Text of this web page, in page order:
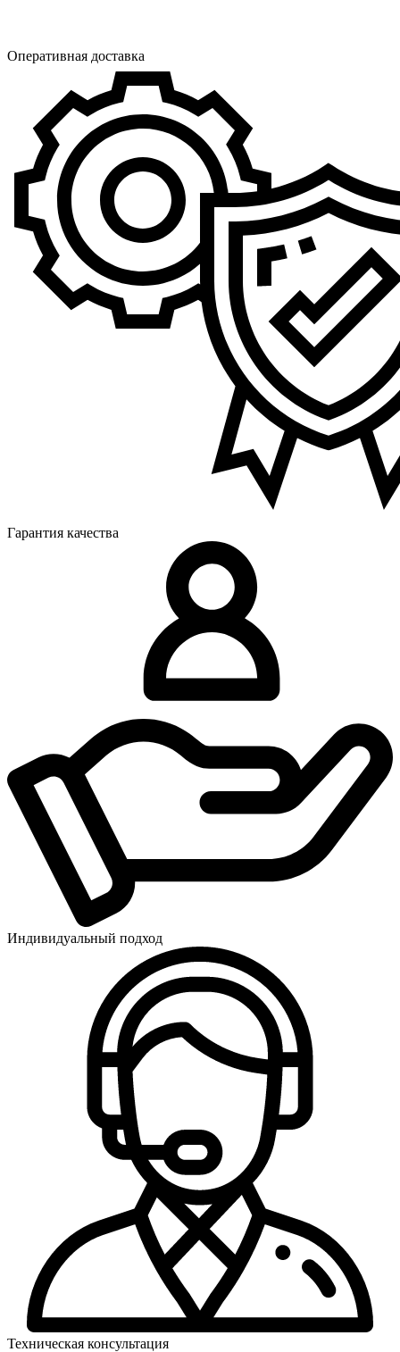
Оперативная доставка
Гарантия качества
Индивидуальный подход
Техническая консультация